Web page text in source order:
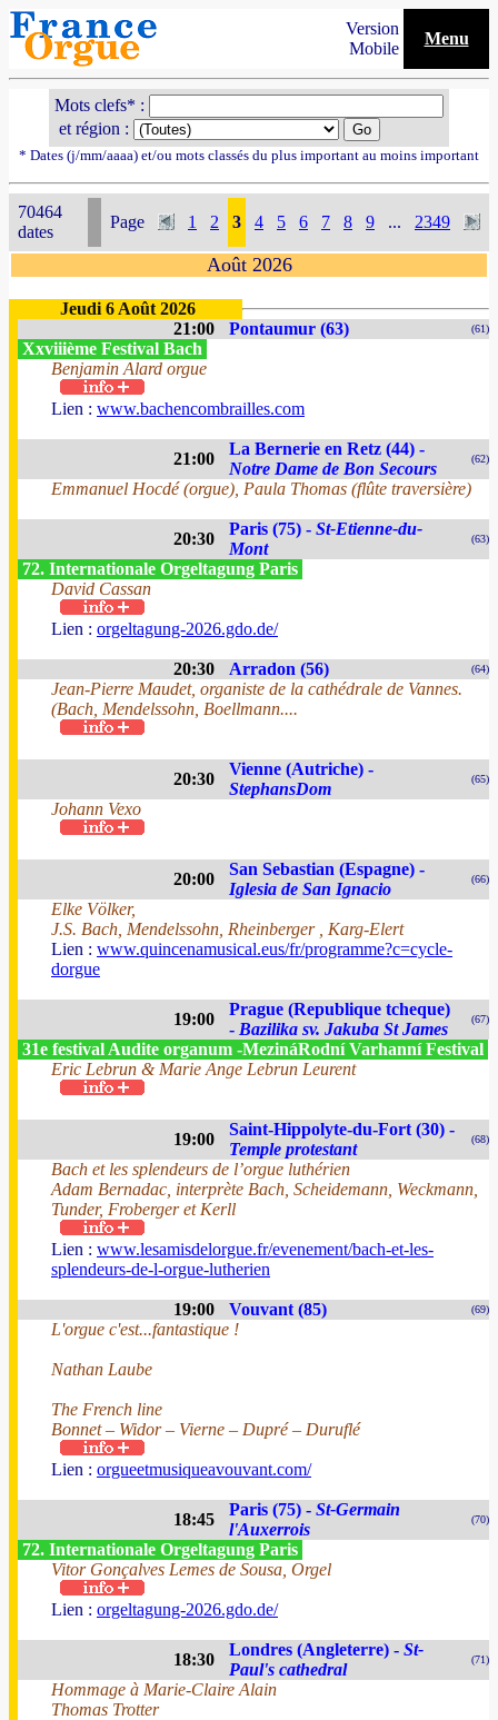
Version
Mobile
Menu
Mots clefs* :
et région :
* Dates (j/mm/aaaa) et/ou mots classés du plus important au moins important
70464
dates
Page 1 2 3 4 5 6 7 8 9 ... 2349
Août 2026
Jeudi 6 Août 2026
21:00
Pontaumur (63) (61)
Xxviiième Festival Bach
Benjamin Alard orgue
Lien : www.bachencombrailles.com
21:00
La Bernerie en Retz (44) -
Notre Dame de Bon Secours
(62)
Emmanuel Hocdé (orgue), Paula Thomas (flûte traversière)
20:30
Paris (75) - St-Etienne-du-
Mont
(63)
72. Internationale Orgeltagung Paris
David Cassan
Lien : orgeltagung-2026.gdo.de/
20:30 Arradon (56) (64)
Jean-Pierre Maudet, organiste de la cathédrale de Vannes.
(Bach, Mendelssohn, Boellmann....
20:30
Vienne (Autriche) -
StephansDom
(65)
Johann Vexo
20:00
San Sebastian (Espagne) -
Iglesia de San Ignacio
(66)
Elke Völker,
J.S. Bach, Mendelssohn, Rheinberger , Karg-Elert
Lien : www.quincenamusical.eus/fr/programme?c=cycle-
dorgue
19:00
Prague (Republique tcheque)
- Bazilika sv. Jakuba St James
(67)
31e festival Audite organum -MezináRodní Varhanní Festival
Eric Lebrun & Marie Ange Lebrun Leurent
19:00
Saint-Hippolyte-du-Fort (30) -
Temple protestant
(68)
Bach et les splendeurs de l’orgue luthérien
Adam Bernadac, interprète Bach, Scheidemann, Weckmann,
Tunder, Froberger et Kerll
Lien : www.lesamisdelorgue.fr/evenement/bach-et-les-
splendeurs-de-l-orgue-lutherien
19:00 Vouvant (85) (69)
L'orgue c'est...fantastique !
Nathan Laube
The French line
Bonnet – Widor – Vierne – Dupré – Duruflé
Lien : orgueetmusiqueavouvant.com/
18:45
Paris (75) - St-Germain
l'Auxerrois
(70)
72. Internationale Orgeltagung Paris
Vitor Gonçalves Lemes de Sousa, Orgel
Lien : orgeltagung-2026.gdo.de/
18:30
Londres (Angleterre) - St-
Paul's cathedral
(71)
Hommage à Marie-Claire Alain
Thomas Trotter